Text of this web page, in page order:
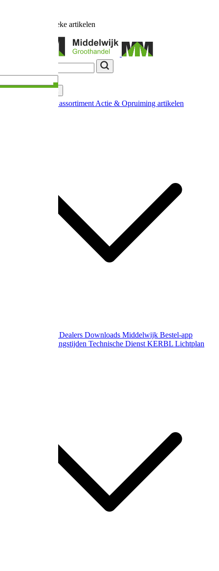
unieke artikelen
Nieuw in ons assortiment Actie & Opruiming artikelen
Dealers Downloads Middelwijk Bestel-app
Gewijzigde openingstijden Technische Dienst KERBL Lichtplan